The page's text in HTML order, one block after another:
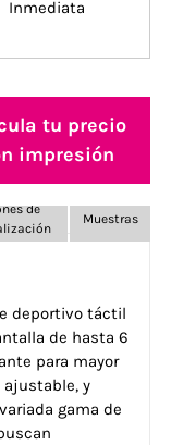
Inmediata
tu precio
impresión
de
Muestras
deportivo táctil
de hasta 6
para mayor
y
gama de